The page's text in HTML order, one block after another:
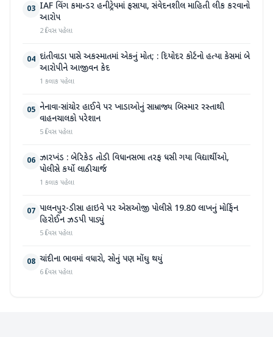
03 IAF વિંગ કમાન્ડર હનીટ્રેપમાં ફસાયા, સંવેદનશીલ માહિતી લીક કરવાનો
આરોપ
2 દિવસ પહેલા
04 દાંતીવાડા પાસે અકસ્માતમાં એકનું મોત; : દિયોદર કોર્ટનો હત્યા કેસમાં બે
આરોપીને આજીવન કેદ
1 કલાક પહેલા
05 નેનાવા-સાંચોર હાઈવે પર ખાડાઓનું સામ્રાજ્ય બિસ્માર રસ્તાથી
વાહનચાલકો પરેશાન
5 દિવસ પહેલા
06 ઝારખંડ : બેરિકેડ તોડી વિધાનસભા તરફ ધસી ગયા વિદ્યાર્થીઓ,
પોલીસે કર્યો લાઠીચાર્જ
1 કલાક પહેલા
07 પાલનપુર-ડીસા હાઇવે પર એસઓજી પોલીસે 19.80 લાખનું મોર્ફિન
હિરોઈન ઝડપી પાડ્યું
5 દિવસ પહેલા
08 ચાંદીના ભાવમાં વધારો, સોનું પણ મોંઘુ થયું
6 દિવસ પહેલા